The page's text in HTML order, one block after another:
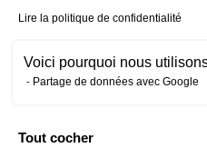
Lire la politique de confidentialité
Voici pourquoi nous
Partage de données avec Google
Tout cocher
sur
Restons en
Recevez toutes les infos